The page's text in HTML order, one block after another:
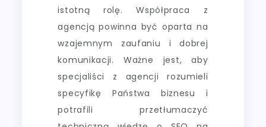
istotną rolę. Współpraca z
agencją powinna być oparta na
wzajemnym zaufaniu i dobrej
komunikacji. Ważne jest, aby
specjaliści z agencji rozumieli
specyfikę Państwa biznesu i
potrafili przetłumaczyć